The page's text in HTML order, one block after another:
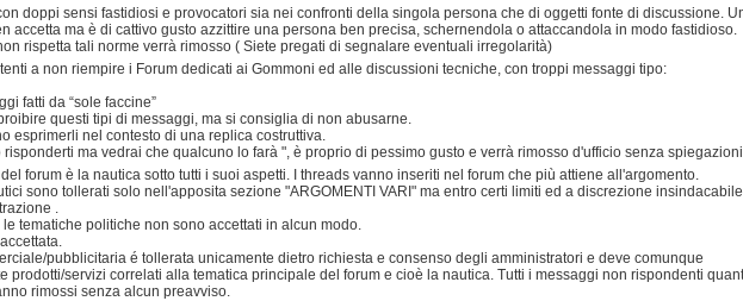
doppi sensi fastidiosi e provocatori sia nei confronti della singola persona che di oggetti fonte di discussione.
accetta ma è di cattivo gusto azzittire una persona ben precisa, schernendola o attaccandola in modo fastidioso.
rispetta tali norme verrà rimosso ( Siete pregati di segnalare eventuali irregolarità)
a non riempire i Forum dedicati ai Gommoni ed alle discussioni tecniche, con troppi messaggi tipo:
fatti da “sole faccine”
questi tipi di messaggi, ma si consiglia di non abusarne.
esprimerli nel contesto di una replica costruttiva.
risponderti ma vedrai che qualcuno lo farà ", è proprio di pessimo gusto e verrà rimosso d'ufficio senza spiegazioni.
forum è la nautica sotto tutti i suoi aspetti. I threads vanno inseriti nel forum che più attiene all'argomento.
sono tollerati solo nell'apposita sezione "ARGOMENTI VARI" ma entro certi limiti ed a discrezione insindacabile
.
tematiche politiche non sono accettati in alcun modo.
pubblicitaria é tollerata unicamente dietro richiesta e consenso degli amministratori e deve comunque
prodotti/servizi correlati alla tematica principale del forum e cioè la nautica. Tutti i messaggi non rispondenti
rimossi senza alcun preavviso.